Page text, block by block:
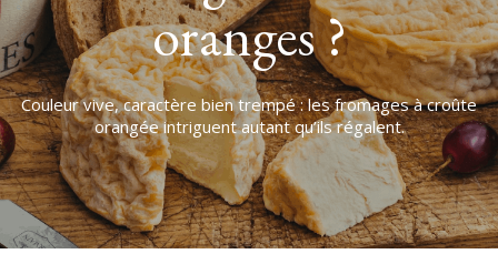
oranges ?
Couleur vive, caractère bien trempé : les fromages à croûte
orangée intriguent autant qu’ils régalent.